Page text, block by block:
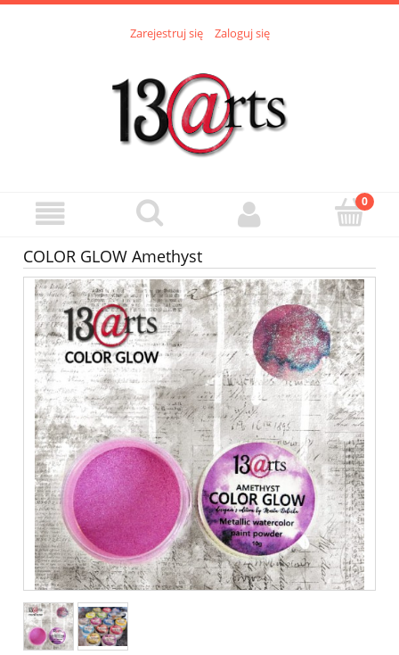
Zarejestruj się Zaloguj się
COLOR GLOW Amethyst